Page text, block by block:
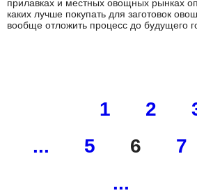
прилавках и местных овощных рынках
каких лучше покупать для заготовок
вообще отложить процесс до будущего
1 2
...
5 6 7
...